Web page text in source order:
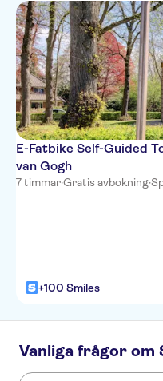
E-Fatbike Self-Guided
van Gogh
7 timmar·Gratis avbokning·
+100 Smiles
Vanliga frågor om